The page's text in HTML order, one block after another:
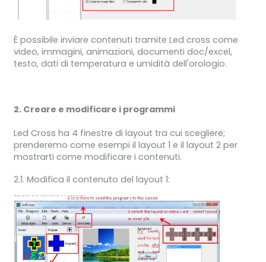
È possibile inviare contenuti tramite Led cross come
video, immagini, animazioni, documenti doc/excel,
testo, dati di temperatura e umidità dell'orologio.
2. Creare e modificare i programmi
Led Cross ha 4 finestre di layout tra cui scegliere;
prenderemo come esempi il layout 1 e il layout 2 per
mostrarti come modificare i contenuti.
2.1. Modifica il contenuto del layout 1: